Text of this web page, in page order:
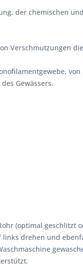
der chemischen
Verschmutzungen
Gewässers.
(optimal
drehen und